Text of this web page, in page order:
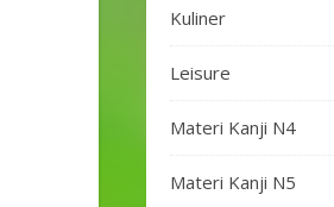
Kuliner
Leisure
Materi Kanji N4
Materi Kanji N5